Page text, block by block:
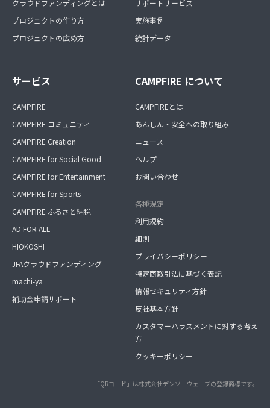
クラウドファンディングとは
プロジェクトの作り方
プロジェクトの広め方
サポートサービス
実施事例
統計データ
サービス
CAMPFIRE
CAMPFIRE コミュニティ
CAMPFIRE Creation
CAMPFIRE for Social Good
CAMPFIRE for Entertainment
CAMPFIRE for Sports
CAMPFIRE ふるさと納税
AD FOR ALL
HIOKOSHI
JFAクラウドファンディング
machi-ya
補助金申請サポート
CAMPFIRE について
CAMPFIREとは
あんしん・安全への取り組み
ニュース
ヘルプ
お問い合わせ
各種規定
利用規約
細則
プライバシーポリシー
特定商取引法に基づく表記
情報セキュリティ方針
反社基本方針
カスタマーハラスメントに対する考え
方
クッキーポリシー
「QRコード」は株式会社デンソーウェーブの登録商標です。